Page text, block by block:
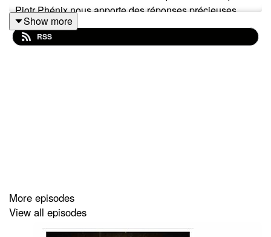
Piotr Phénix nous apporte des réponses précieuses.
Show more
RSS
More episodes
View all episodes